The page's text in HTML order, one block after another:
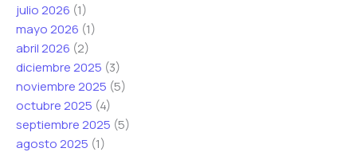
i
c
o
C
o
r
r
i
c
o
C
o
r
r
e
c
t
r
ó
n
i
julio 2026 (1)
mayo 2026 (1)
abril 2026 (2)
diciembre 2025 (3)
noviembre 2025 (5)
octubre 2025 (4)
septiembre 2025 (5)
agosto 2025 (1)